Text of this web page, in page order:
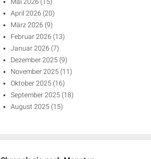
April 2026 (20)
März 2026 (9)
Februar 2026 (13)
Januar 2026 (7)
Dezember 2025 (9)
November 2025 (11)
Oktober 2025 (16)
September 2025 (18)
August 2025 (15)